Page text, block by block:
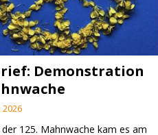
Demonstration
2026
125. Mahnwache kam es am